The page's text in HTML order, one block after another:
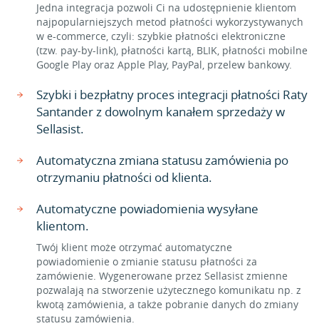
Jedna integracja pozwoli Ci na udostępnienie klientom
najpopularniejszych metod płatności wykorzystywanych
w e-commerce, czyli: szybkie płatności elektroniczne
(tzw. pay-by-link), płatności kartą, BLIK, płatności mobilne
Google Play oraz Apple Play, PayPal, przelew bankowy.
Szybki i bezpłatny proces integracji płatności Raty
Santander z dowolnym kanałem sprzedaży w
Sellasist.
Automatyczna zmiana statusu zamówienia po
otrzymaniu płatności od klienta.
Automatyczne powiadomienia wysyłane
klientom.
Twój klient może otrzymać automatyczne
powiadomienie o zmianie statusu płatności za
zamówienie. Wygenerowane przez Sellasist zmienne
pozwalają na stworzenie użytecznego komunikatu np. z
kwotą zamówienia, a także pobranie danych do zmiany
statusu zamówienia.